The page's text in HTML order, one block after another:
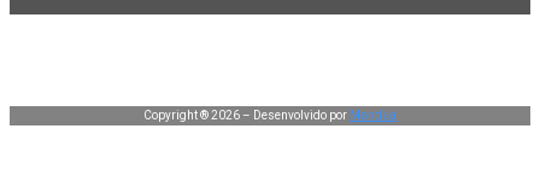
Copyright ® 2026 – Desenvolvido por Manduá